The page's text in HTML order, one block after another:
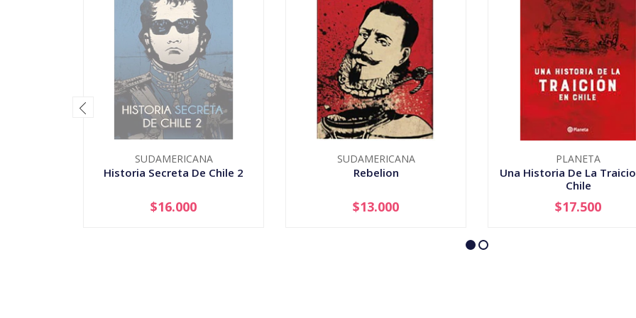
SUDAMERICANA
Historia Secreta De Chile 2
AGOTADO
$16.000
SUDAMERICANA
Rebelion
+
$13.000
PLANETA
Una Historia De La
Chile
+
$17.500